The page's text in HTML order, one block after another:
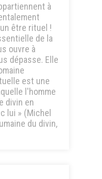
à
être rituel !
de la
ouvre à
dépasse. Elle
est une
l'homme
divin en
lui » (Michel
du divin,